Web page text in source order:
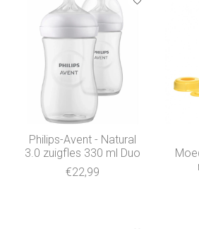
Philips-Avent - Natural
3.0 zuigfles 330 ml Duo
€22,99